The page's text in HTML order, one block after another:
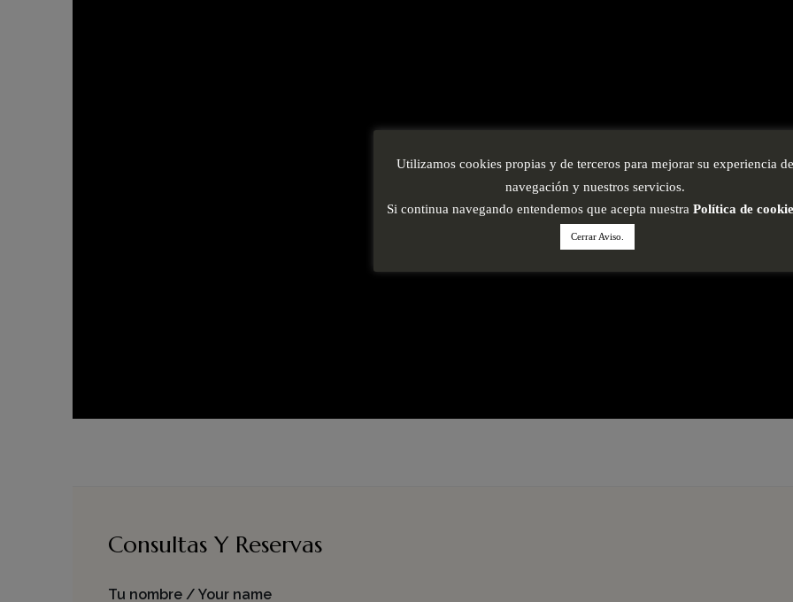
Consultas Y Reservas
Tu nombre / Your name
Utilizamos cookies propias y de terceros para mejorar su experiencia de
navegación y nuestros servicios.
Si continua navegando entendemos que acepta nuestra Política de
Cerrar Aviso.